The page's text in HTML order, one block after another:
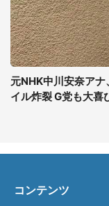
元NHK中川安奈ア
イル炸裂 G党も大喜
コンテンツ